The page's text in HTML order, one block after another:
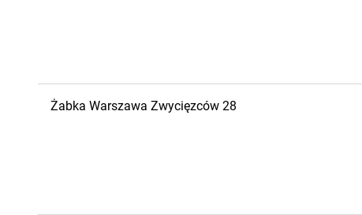
Żabka Warszawa Zwycięzców 28